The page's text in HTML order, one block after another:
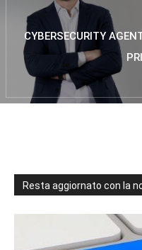
CYBERSECURITY
Resta aggiornato con la